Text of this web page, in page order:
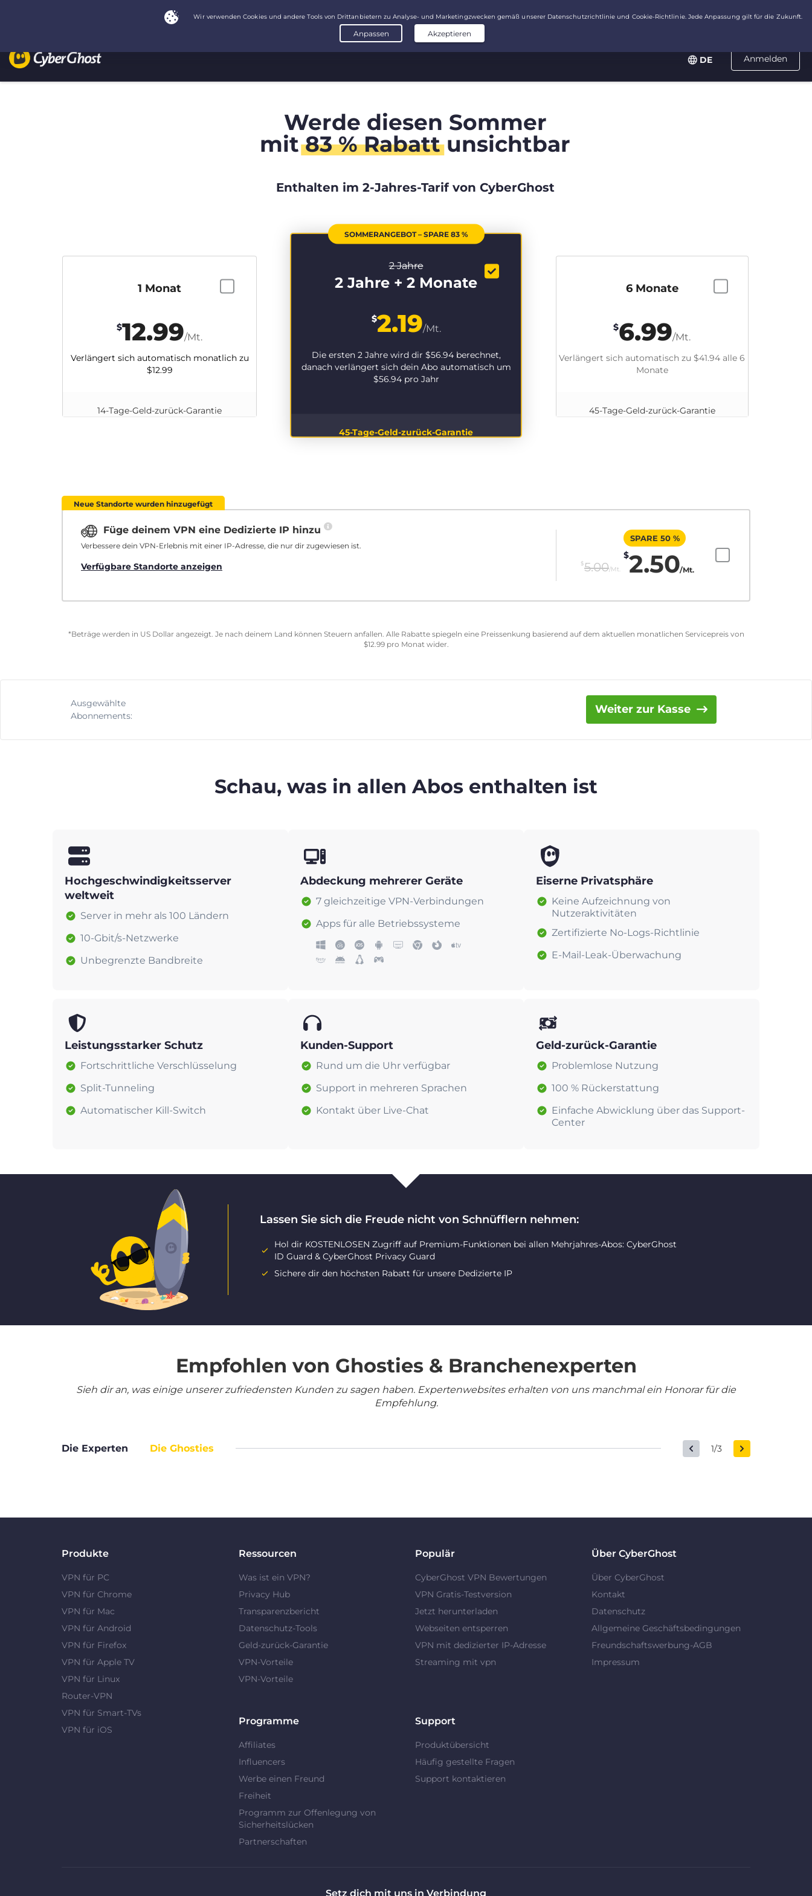
Anmelden
DE
Werde diesen Sommer
mit83 % Rabattunsichtbar
Enthalten im 2-Jahres-Tarif von CyberGhost
SOMMERANGEBOT – SPARE 83 %
2 Jahre
2 Jahre + 2 Monate
$2.19/Mt.
Die ersten 2 Jahre wird dir $56.94berechnet,
danach verlängert sich dein Abo automatisch um
$56.94pro Jahr
45-Tage-Geld-zurück-Garantie
6 Monate
$6.99/Mt.
Verlängert sich automatisch zu $41.94 alle 6
Monate
45-Tage-Geld-zurück-Garantie
1 Monat
$12.99/Mt.
Verlängert sich automatisch monatlich zu
$12.99
14-Tage-Geld-zurück-Garantie
Neue Standorte wurden hinzugefügt
Füge deinem VPN eine Dedizierte IP hinzu
Verbessere dein VPN-Erlebnis mit einer IP-Adresse, die nur dir zugewiesen ist.
Verfügbare Standorte anzeigen $5.00/Mt.
SPARE 50 %
$2.50/Mt.
*Beträge werden in US Dollar angezeigt. Je nach deinem Land können Steuern anfallen. Alle Rabatte spiegeln eine Preissenkung basierend auf dem aktuellen monatlichen Servicepreis von
$12.99pro Monat wider.
Ausgewählte
Abonnements:
Weiter zur Kasse
Schau, was in allen Abos enthalten ist
Hochgeschwindigkeitsserver
weltweit
Server in mehr als 100 Ländern
10-Gbit/s-Netzwerke
Unbegrenzte Bandbreite
Abdeckung mehrerer Geräte
7 gleichzeitige VPN-Verbindungen
Apps für alle Betriebssysteme
Eiserne Privatsphäre
Keine Aufzeichnung von
Nutzeraktivitäten
Zertifizierte No-Logs-Richtlinie
E-Mail-Leak-Überwachung
Leistungsstarker Schutz
Fortschrittliche Verschlüsselung
Split-Tunneling
Automatischer Kill-Switch
Kunden-Support
Rund um die Uhr verfügbar
Support in mehreren Sprachen
Kontakt über Live-Chat
Geld-zurück-Garantie
Problemlose Nutzung
100 % Rückerstattung
Einfache Abwicklung über das Support-
Center
Lassen Sie sich die Freude nicht von Schnüfflern nehmen:
Hol dir KOSTENLOSEN Zugriff auf Premium-Funktionen bei allen Mehrjahres-Abos: CyberGhost
ID Guard & CyberGhost Privacy Guard
Sichere dir den höchsten Rabatt für unsere Dedizierte IP
Empfohlen von Ghosties & Branchenexperten
Sieh dir an, was einige unserer zufriedensten Kunden zu sagen haben. Expertenwebsites erhalten von uns manchmal ein Honorar für die
Empfehlung.
Die Experten Die Ghosties 1/3
Produkte
VPN für PC
VPN für Chrome
VPN für Mac
VPN für Android
VPN für Firefox
VPN für Apple TV
VPN für Linux
Router-VPN
VPN für Smart-TVs
VPN für iOS
Ressourcen
Was ist ein VPN?
Privacy Hub
Transparenzbericht
Datenschutz-Tools
Geld-zurück-Garantie
VPN-Vorteile
VPN-Vorteile
Populär
CyberGhost VPN Bewertungen
VPN Gratis-Testversion
Jetzt herunterladen
Webseiten entsperren
VPN mit dedizierter IP-Adresse
Streaming mit vpn
Über CyberGhost
Über CyberGhost
Kontakt
Datenschutz
Allgemeine Geschäftsbedingungen
Freundschaftswerbung-AGB
Impressum
Programme
Affiliates
Influencers
Werbe einen Freund
Freiheit
Programm zur Offenlegung von
Sicherheitslücken
Partnerschaften
Support
Produktübersicht
Häufig gestellte Fragen
Support kontaktieren
Setz dich mit uns in Verbindung